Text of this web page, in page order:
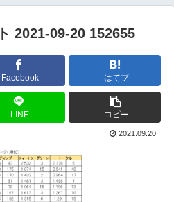
2021-09-20 152655
Facebook はてブ
LINE コピー
2021.09.20